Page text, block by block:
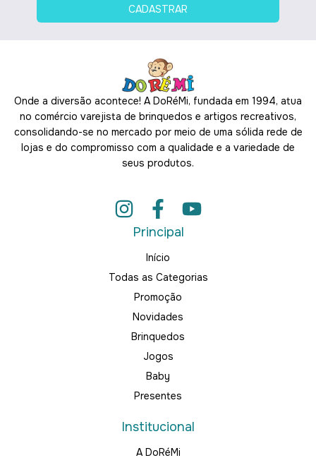
Onde a diversão acontece! A DoRéMi, fundada em 1994, atua
no comércio varejista de brinquedos e artigos recreativos,
consolidando-se no mercado por meio de uma sólida rede de
lojas e do compromisso com a qualidade e a variedade de
seus produtos.
Principal
Início
Todas as Categorias
Promoção
Novidades
Brinquedos
Jogos
Baby
Presentes
Institucional
A DoRéMi